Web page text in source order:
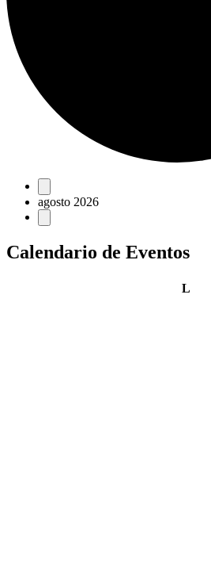
Eventos
agosto 2026
Calendario de Eventos
Llunes